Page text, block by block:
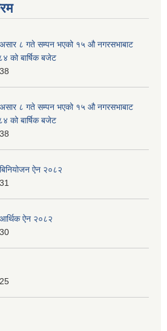
असार ८ गते सम्पन भएको १५ ‍‍‍औ नगरसभाबाट
को बार्षिक बजेट
असार ८ गते सम्पन भएको १५ ‍‍‍औ नगरसभाबाट
को बार्षिक बजेट
ऐन २०८२
आर्थिक ऐन २०८२